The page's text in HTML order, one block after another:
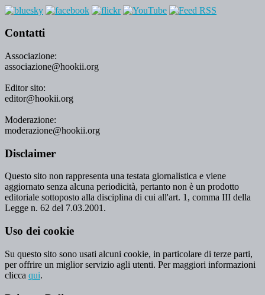
Contatti
Associazione:
associazione@hookii.org
Editor sito:
editor@hookii.org
Moderazione:
moderazione@hookii.org
Disclaimer
Questo sito non rappresenta una testata giornalistica e viene
aggiornato senza alcuna periodicità, pertanto non è un prodotto
editoriale sottoposto alla disciplina di cui all'art. 1, comma III della
Legge n. 62 del 7.03.2001.
Uso dei cookie
Su questo sito sono usati alcuni cookie, in particolare di terze parti,
per offrire un miglior servizio agli utenti. Per maggiori informazioni
clicca qui.